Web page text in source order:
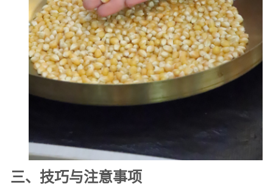
三、技巧与注意事项